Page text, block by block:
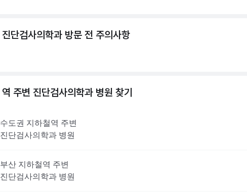
진단검사의학과 방문 전 주의사항
역 주변 진단검사의학과 병원 찾기
수도권 지하철역 주변
진단검사의학과 병원
부산 지하철역 주변
진단검사의학과 병원